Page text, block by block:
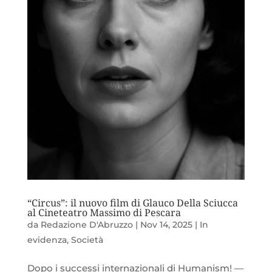
“Circus”: il nuovo film di Glauco Della Sciucca
al Cineteatro Massimo di Pescara
da Redazione D'Abruzzo| Nov 14, 2025| In
evidenza, Società
Dopo i successi internazionali di Humanism! —